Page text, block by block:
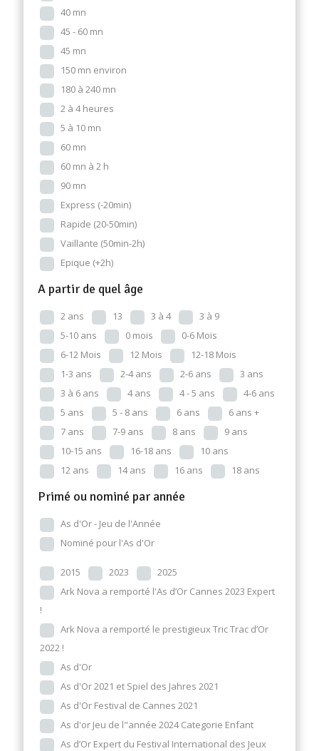
40 mn
45 - 60 mn
45 mn
150 mn environ
180 à 240 mn
2 à 4 heures
5 à 10 mn
60 mn
60 mn à 2 h
90 mn
Express (-20min)
Rapide (20-50min)
Vaillante (50min-2h)
Epique (+2h)
A partir de quel âge
2 ans 13 3 à 4
3 à 9
5-10 ans
0 mois
0-6 Mois
6-12 Mois
12 Mois
12-18 Mois
1-3 ans
2-4 ans 2-6 ans
3 ans
3 à 6 ans
4 ans 4 - 5 ans
4-6 ans
5 ans
5 - 8 ans 6 ans
6 ans +
7 ans
7-9 ans 8 ans
9 ans
10-15 ans
16-18 ans
10 ans
12 ans
14 ans 16 ans 18 ans
Primé ou nominé par année
As d'Or - Jeu de l'Année
Nominé pour l'As d'Or
2015 2023
2025
Ark Nova a remporté l'As d’Or Cannes 2023 Expert
!
Ark Nova a remporté le prestigieux Tric Trac d’Or
2022 !
As d'Or
As d'Or 2021 et Spiel des Jahres 2021
As d'Or Festival de Cannes 2021
As d'or Jeu de l"année 2024 Categorie Enfant
As d’Or Expert du Festival International des Jeux